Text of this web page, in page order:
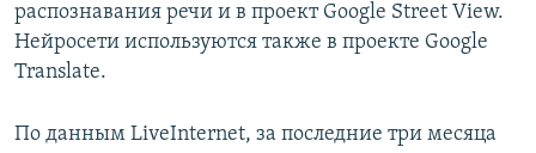
распознавания речи и в проект Google Street View.
Нейросети используются также в проекте Google
Translate.
По данным LiveInternet, за последние три месяца